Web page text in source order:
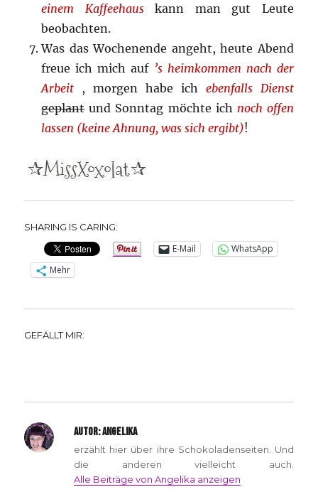
einem Kaffeehauskann man gut Leute
beobachten.
Was das Wochenende angeht, heute Abend
freue ich mich auf ’s heimkommen nach der
Arbeit , morgen habe ich ebenfalls Dienst
geplantund Sonntag möchte ich noch offen
lassen (keine Ahnung, was sich ergibt)!
SHARING IS CARING:
E-Mail
WhatsApp
Mehr
GEFÄLLT MIR:
AUTOR:ANGELIKA
erzählt hier über ihre Schokoladenseiten. Und
die anderen vielleicht auch.
Alle Beiträge von Angelika anzeigen